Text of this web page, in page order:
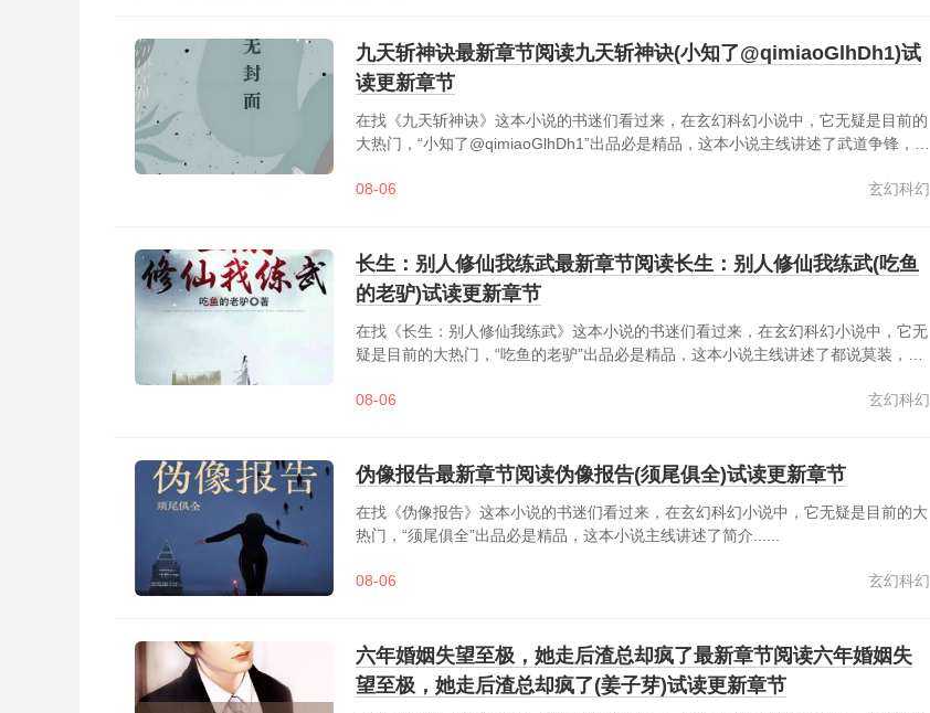
九天斩神诀最新章节阅读九天斩神诀(小知了@qimiaoGlhDh1)试
读更新章节
在找《九天斩神诀》这本小说的书迷们看过来，在玄幻科幻小说中，它无疑是目前的
大热门，“小知了@qimiaoGlhDh1”出品必是精品，这本小说主线讲述了武道争锋，红
林辰，以剑逆苍穹，上九天，斩神！......
玄幻科幻
08-06
长生：别人修仙我练武最新章节阅读长生：别人修仙我练武(吃鱼
的老驴)试读更新章节
在找《长生：别人修仙我练武》这本小说的书迷们看过来，在玄幻科幻小说中，它无
疑是目前的大热门，“吃鱼的老驴”出品必是精品，这本小说主线讲述了都说莫装，不
是长生不死。在凡俗打遍天下无敌手，白羽又踏上求仙之路，可刚要拜入宗门却迎来
玄幻科幻
08-06
伪像报告最新章节阅读伪像报告(须尾俱全)试读更新章节
在找《伪像报告》这本小说的书迷们看过来，在玄幻科幻小说中，它无疑是目前的大
热门，“须尾俱全”出品必是精品，这本小说主线讲述了简介......
玄幻科幻
08-06
六年婚姻失望至极，她走后渣总却疯了最新章节阅读六年婚姻失
望至极，她走后渣总却疯了(姜子芽)试读更新章节